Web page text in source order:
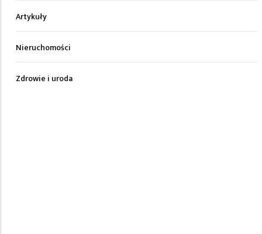
Artykuły
Nieruchomości
Zdrowie i uroda